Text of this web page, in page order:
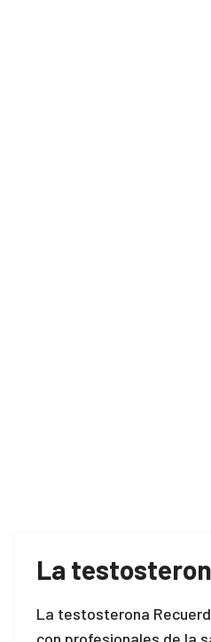
La
La testosterona